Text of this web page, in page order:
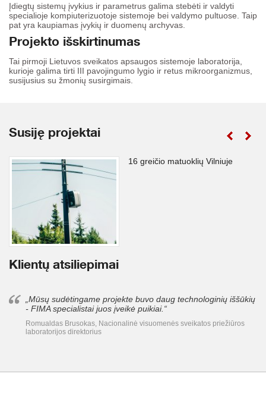
Įdiegtų sistemų įvykius ir parametrus galima stebėti ir valdyti
specialioje kompiuterizuotoje sistemoje bei valdymo pultuose. Taip
pat yra kaupiamas įvykių ir duomenų archyvas.
Projekto išskirtinumas
Tai pirmoji Lietuvos sveikatos apsaugos sistemoje laboratorija,
kurioje galima tirti III pavojingumo lygio ir retus mikroorganizmus,
susijusius su žmonių susirgimais.
Susiję projektai
16 greičio matuoklių Vilniuje
Klientų atsiliepimai
„Mūsų sudėtingame projekte buvo daug technologinių iššūkių
- FIMA specialistai juos įveikė puikiai.“
Romualdas Brusokas, Nacionalinė visuomenės sveikatos priežiūros
laboratorijos direktorius